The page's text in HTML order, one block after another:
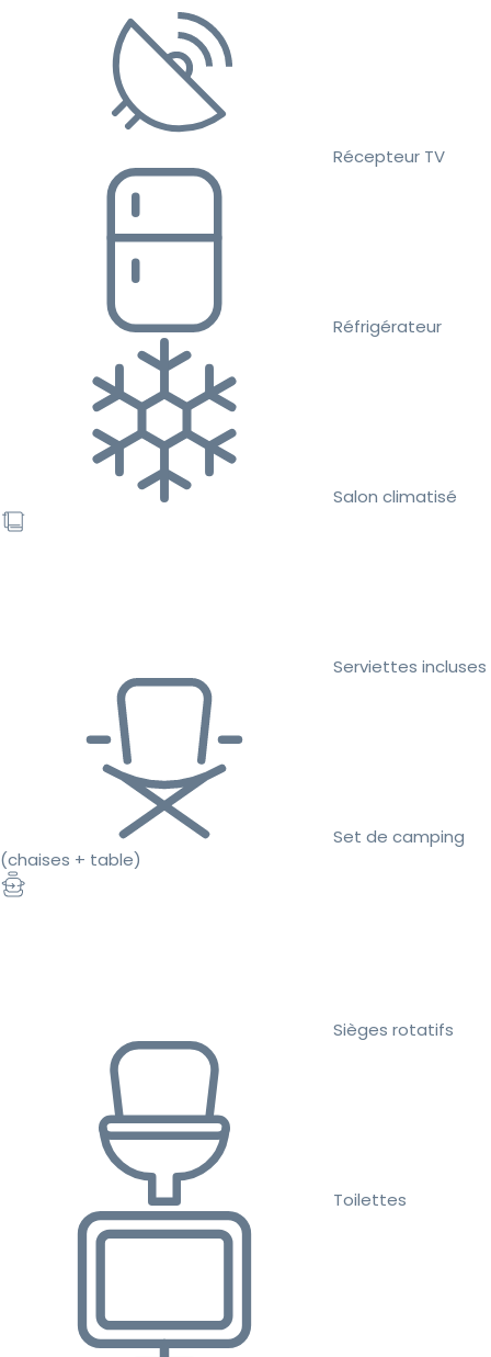
Récepteur TV
Réfrigérateur
Salon climatisé
Serviettes incluses
Set de camping
(chaises + table)
Sièges rotatifs
Toilettes